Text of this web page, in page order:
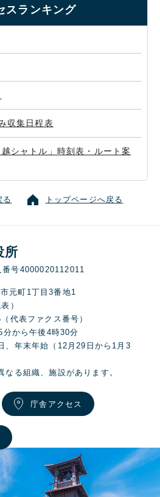
スランキング
収集日程表
シャトル」時刻表・ルート案
る トップページへ戻る
所
号4000020112011
元町1丁目3番地1
）
代表ファクス番号）
分から午後4時30分
、年末年始（12月29日から1月3
る組織、施設があります。
庁舎アクセス